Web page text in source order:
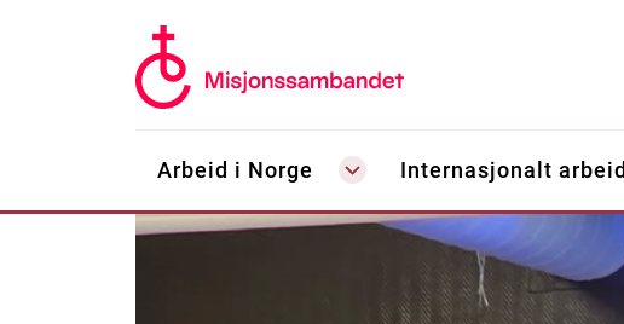
Arbeid i Norge Internasjonalt arbeid